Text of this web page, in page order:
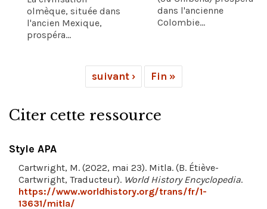
olmèque, située dans
l'ancien Mexique,
prospéra...
dans l'ancienne
Colombie...
suivant › Fin »
Citer cette ressource
Style APA
Cartwright, M. (2022, mai 23). Mitla. (B. Étiève-
Cartwright, Traducteur). World History Encyclopedia.
https://www.worldhistory.org/trans/fr/1-
13631/mitla/